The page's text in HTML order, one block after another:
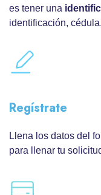
es tener una
identificación,
Regístrate
Llena los datos del
para llenar tu